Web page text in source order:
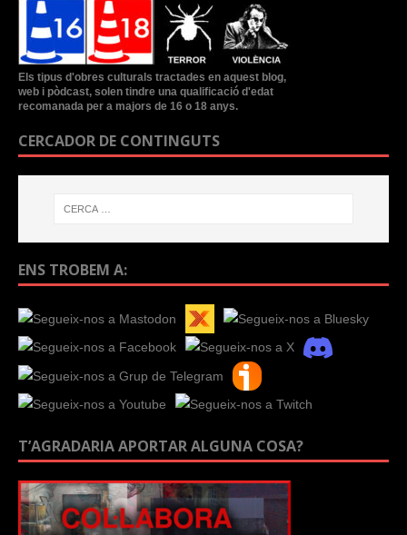
Els tipus d'obres culturals tractades en aquest blog,
web i pòdcast, solen tindre una qualificació d'edat
recomanada per a majors de 16 o 18 anys.
CERCADOR DE CONTINGUTS
ENS TROBEM A:
T’AGRADARIA APORTAR ALGUNA COSA?